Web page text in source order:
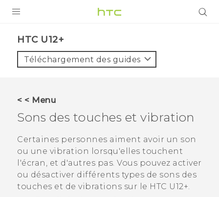
VIVE
VIVERSE
SUPPORT
Appareils HTC & Accessoires
Achat & Règlement Questions
HTC U12+‎
Téléchargement des guides
< < Menu
Sons des touches et vibration
Certaines personnes aiment avoir un son
ou une vibration lorsqu'elles touchent
l'écran, et d'autres pas. Vous pouvez activer
ou désactiver différents types de sons des
touches et de vibrations sur le HTC U12+‍.